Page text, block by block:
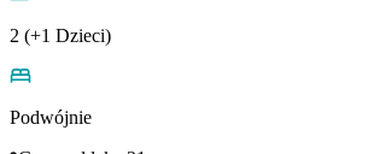
2 (+1 Dzieci)
Podwójnie